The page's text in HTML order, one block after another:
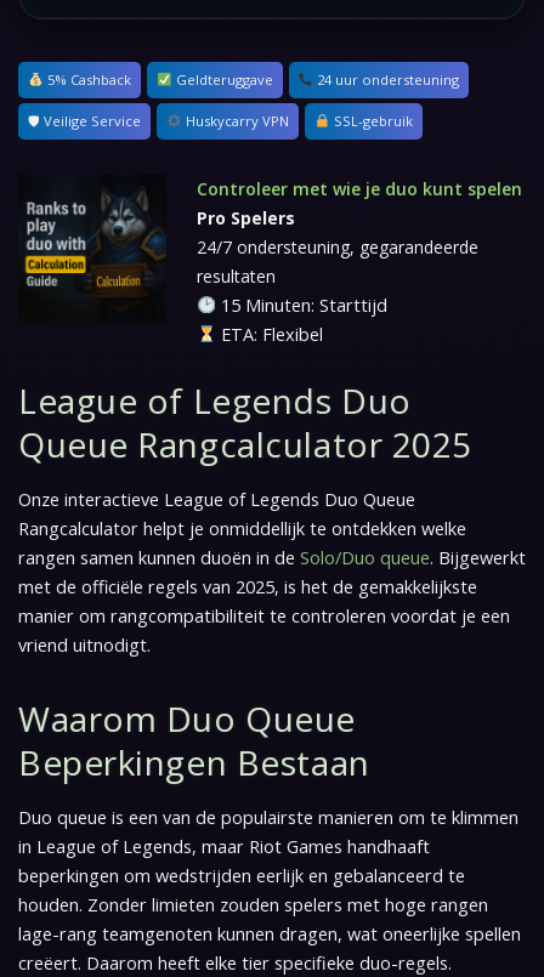
5% Cashback Geldteruggave 24 uur ondersteuning
🛡 Veilige Service Huskycarry VPN SSL-gebruik
Controleer met wie je duo kunt spelen
Pro Spelers
24/7 ondersteuning, gegarandeerde
resultaten
15 Minuten: Starttijd
ETA: Flexibel
League of Legends Duo
Queue Rangcalculator 2025
Onze interactieve League of Legends Duo Queue
Rangcalculator helpt je onmiddellijk te ontdekken welke
rangen samen kunnen duoën in de Solo/Duo queue. Bijgewerkt
met de officiële regels van 2025, is het de gemakkelijkste
manier om rangcompatibiliteit te controleren voordat je een
vriend uitnodigt.
Waarom Duo Queue
Beperkingen Bestaan
Duo queue is een van de populairste manieren om te klimmen
in League of Legends, maar Riot Games handhaaft
beperkingen om wedstrijden eerlijk en gebalanceerd te
houden. Zonder limieten zouden spelers met hoge rangen
lage-rang teamgenoten kunnen dragen, wat oneerlijke spellen
creëert. Daarom heeft elke tier specifieke duo-regels.